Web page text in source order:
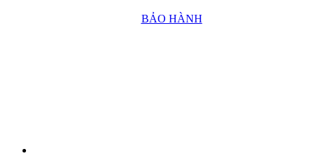
BẢO HÀNH